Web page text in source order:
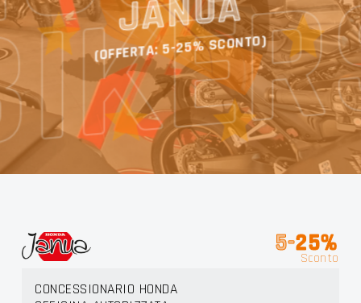
JANUA
(OFFERTA: 5-25%SCONTO)
5-25%
Sconto
CONCESSIONARIO HONDA